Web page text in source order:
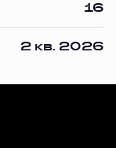
16
2 кв. 2026